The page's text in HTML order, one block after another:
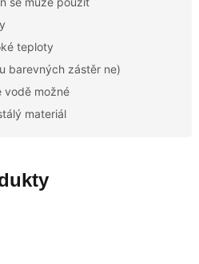
teploty
barevných zástěr ne)
vodě možné
materiál